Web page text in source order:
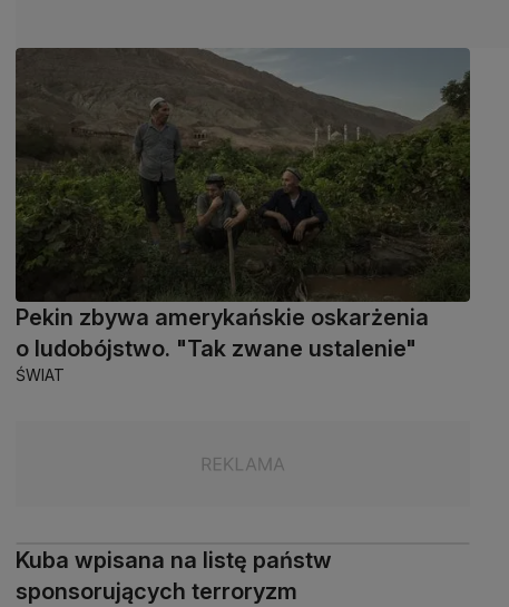
Pekin zbywa amerykańskie oskarżenia
o ludobójstwo. "Tak zwane ustalenie"
ŚWIAT
Kuba wpisana na listę państw
sponsorujących terroryzm